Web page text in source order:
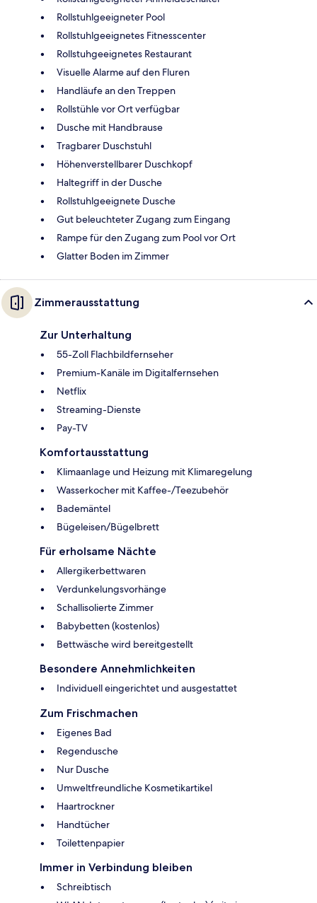
Rollstuhlgeeigneter Pool
Rollstuhlgeeignetes Fitnesscenter
Rollstuhgeeignetes Restaurant
Visuelle Alarme auf den Fluren
Handläufe an den Treppen
Rollstühle vor Ort verfügbar
Dusche mit Handbrause
Tragbarer Duschstuhl
Höhenverstellbarer Duschkopf
Haltegriff in der Dusche
Rollstuhlgeeignete Dusche
Gut beleuchteter Zugang zum Eingang
Rampe für den Zugang zum Pool vor Ort
Glatter Boden im Zimmer
Zimmerausstattung
Zur Unterhaltung
55-Zoll Flachbildfernseher
Premium-Kanäle im Digitalfernsehen
Netflix
Streaming-Dienste
Pay-TV
Komfortausstattung
Klimaanlage und Heizung mit Klimaregelung
Wasserkocher mit Kaffee-/Teezubehör
Bademäntel
Bügeleisen/Bügelbrett
Für erholsame Nächte
Allergikerbettwaren
Verdunkelungsvorhänge
Schallisolierte Zimmer
Babybetten (kostenlos)
Bettwäsche wird bereitgestellt
Besondere Annehmlichkeiten
Individuell eingerichtet und ausgestattet
Zum Frischmachen
Eigenes Bad
Regendusche
Nur Dusche
Umweltfreundliche Kosmetikartikel
Haartrockner
Handtücher
Toilettenpapier
Immer in Verbindung bleiben
Schreibtisch